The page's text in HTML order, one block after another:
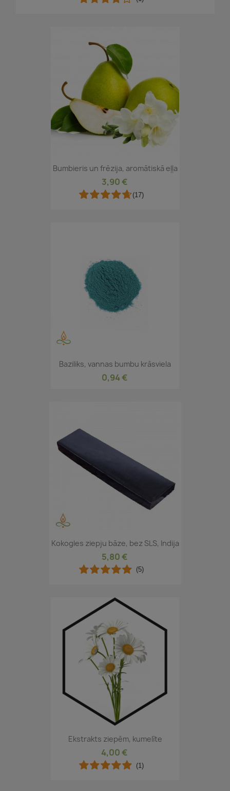
Bumbieris un frēzija, aromātiskā eļļa
3,90 €
(17)
Baziliks, vannas bumbu krāsviela
0,94 €
Kokogles ziepju bāze, bez SLS, Indija
5,80 €
(5)
Ekstrakts ziepēm, kumelīte
4,00 €
(1)